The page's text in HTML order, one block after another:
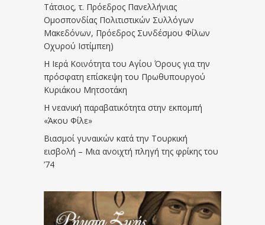
Τάτσιος, τ. Πρόεδρος Πανελλήνιας
Ομοσπονδίας Πολιτιστικών Συλλόγων
Μακεδόνων, Πρόεδρος Συνδέσμου Φίλων
Οχυρού Ιστίμπεη)
Η Ιερά Κοινότητα του Αγίου Όρους για την
πρόσφατη επίσκεψη του Πρωθυπουργού
Κυριάκου Μητσοτάκη
Η νεανική παραβατικότητα στην εκπομπή
«Άκου Φίλε»
Βιασμοί γυναικών κατά την Τουρκική
εισβολή – Μια ανοιχτή πληγή της φρίκης του
’74